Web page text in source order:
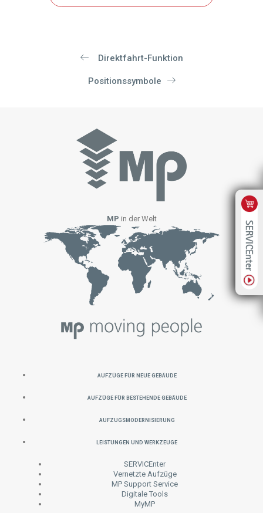
Direktfahrt-Funktion
Positionssymbole
MP in der Welt
Aufzüge für neue Gebäude
Aufzüge für bestehende Gebäude
Aufzugsmodernisierung
Leistungen und Werkzeuge
SERVICEnter
Vernetzte Aufzüge
MP Support Service
Digitale Tools
MyMP